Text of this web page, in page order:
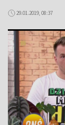
29.01.2019, 08:37